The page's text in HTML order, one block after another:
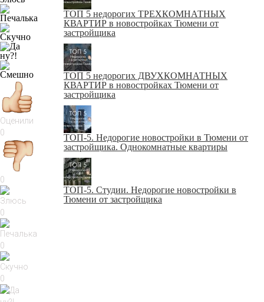
Оценили
0
0
0
0
0
ТОП 5 недорогих ТРЕХКОМНАТНЫХ
КВАРТИР в новостройках Тюмени от
застройщика
ТОП 5 недорогих ДВУХКОМНАТНЫХ
КВАРТИР в новостройках Тюмени от
застройщика
ТОП-5. Недорогие новостройки в Тюмени от
застройщика. Однокомнатные квартиры
ТОП-5. Студии. Недорогие новостройки в
Тюмени от застройщика